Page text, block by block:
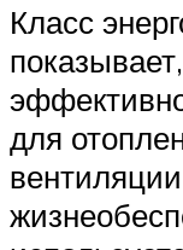
Класс
для